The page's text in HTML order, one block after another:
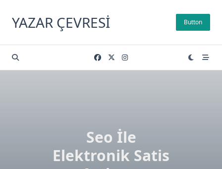
content
YAZAR ÇEVRESI Button
Seo İle
Elektronik Satis